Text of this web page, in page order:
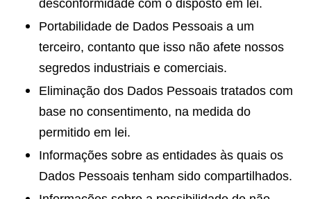
desconformidade com o disposto em lei.
Portabilidade de Dados Pessoais a um
terceiro, contanto que isso não afete nossos
segredos industriais e comerciais.
Eliminação dos Dados Pessoais tratados com
base no consentimento, na medida do
permitido em lei.
Informações sobre as entidades às quais os
Dados Pessoais tenham sido compartilhados.